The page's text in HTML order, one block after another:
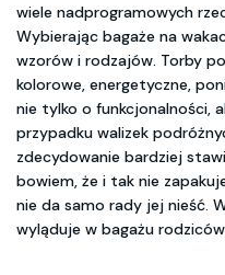
wiele nadprogramowych
Wybierając bagaże na
wzorów i rodzajów. Torby
kolorowe, energetyczne,
nie tylko o funkcjonalności,
przypadku walizek
zdecydowanie bardziej
bowiem, że i tak nie
nie da samo rady jej nieść.
wyląduje w bagażu